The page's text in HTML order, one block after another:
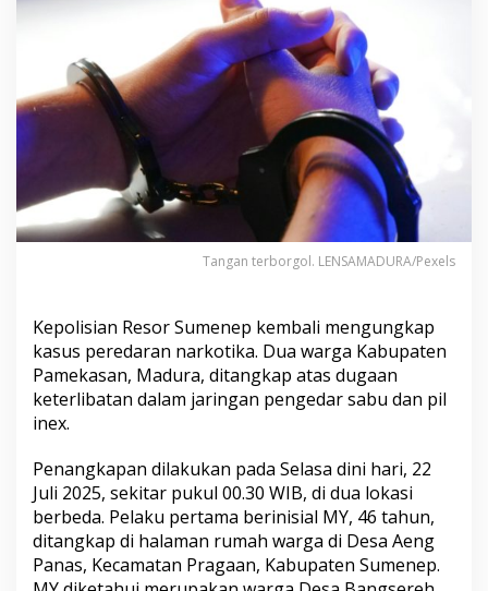
e
p
T
a
p
e
d
r
S
a
A
s
P
a
m
Tangan terborgol. LENSAMADURA/Pexels
Kepolisian Resor Sumenep kembali mengungkap
kasus peredaran narkotika. Dua warga Kabupaten
Pamekasan, Madura, ditangkap atas dugaan
keterlibatan dalam jaringan pengedar sabu dan pil
inex.
Penangkapan dilakukan pada Selasa dini hari, 22
Juli 2025, sekitar pukul 00.30 WIB, di dua lokasi
berbeda. Pelaku pertama berinisial MY, 46 tahun,
ditangkap di halaman rumah warga di Desa Aeng
Panas, Kecamatan Pragaan, Kabupaten Sumenep.